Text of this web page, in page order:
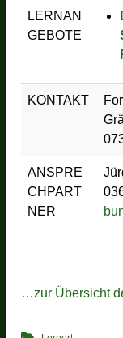
LERNAN
GEBOTE
KONTAKT
ANSPRE
CHPART
NER
…zur Übersicht